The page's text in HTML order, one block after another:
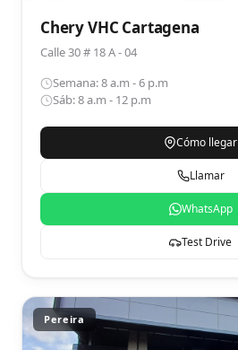
Chery VHC Cartagena
Calle 30 # 18 A - 04
Semana: 8 a.m - 6 p.m
Sáb: 8 a.m - 12 p.m
Cómo llegar
Llamar
WhatsApp
Test Drive
Pereira